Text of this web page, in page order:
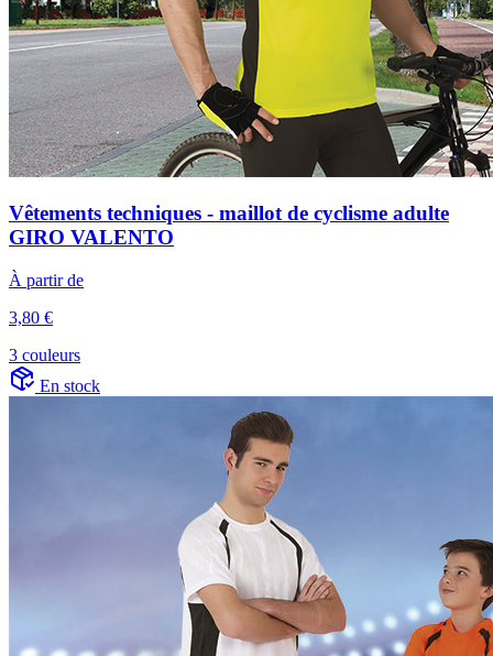
Vêtements techniques - maillot de cyclisme adulte
GIRO VALENTO
À partir de
3,80 €
3 couleurs
En stock